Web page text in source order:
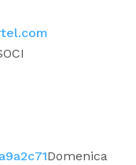
Domenica